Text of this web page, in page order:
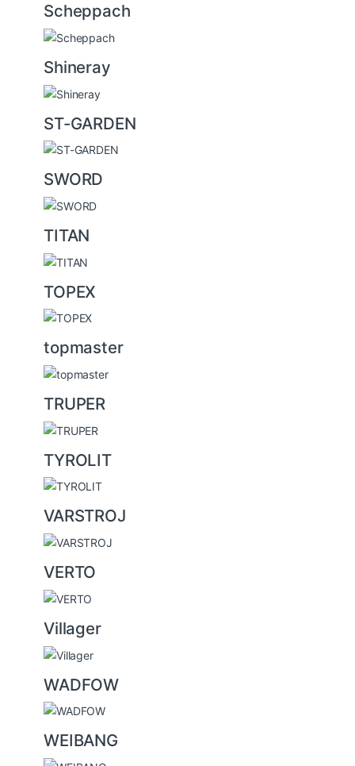
Scheppach
Shineray
ST-GARDEN
SWORD
TITAN
TOPEX
topmaster
TRUPER
TYROLIT
VARSTROJ
VERTO
Villager
WADFOW
WEIBANG